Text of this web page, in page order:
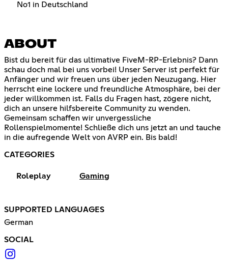
No1 in Deutschland
ABOUT
Bist du bereit für das ultimative FiveM-RP-Erlebnis? Dann
schau doch mal bei uns vorbei! Unser Server ist perfekt für
Anfänger und wir freuen uns über jeden Neuzugang. Hier
herrscht eine lockere und freundliche Atmosphäre, bei der
jeder willkommen ist. Falls du Fragen hast, zögere nicht,
dich an unsere hilfsbereite Community zu wenden.
Gemeinsam schaffen wir unvergessliche
Rollenspielmomente! Schließe dich uns jetzt an und tauche
in die aufregende Welt von AVRP ein. Bis bald!
CATEGORIES
Roleplay Gaming
SUPPORTED LANGUAGES
German
SOCIAL